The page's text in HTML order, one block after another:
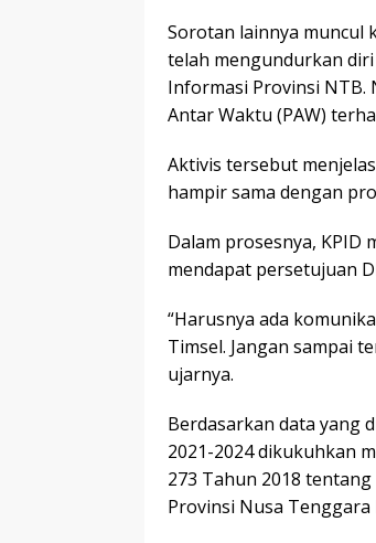
Sorotan lainnya muncul
telah mengundurkan
Informasi Provinsi NTB.
Antar Waktu (PAW)
Aktivis tersebut
hampir sama dengan
Dalam prosesnya, KPID
mendapat persetujuan
“Harusnya ada
Timsel. Jangan sampai
ujarnya.
Berdasarkan data yang
2021-2024 dikukuhkan
273 Tahun 2018
Provinsi Nusa Tenggara